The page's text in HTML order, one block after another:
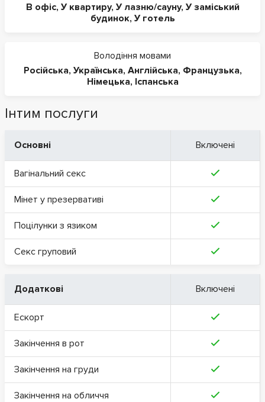
В офіс, У квартиру, У лазню/сауну, У заміський
будинок, У готель
Володіння мовами
Російська, Українська, Англійська, Французька,
Німецька, Іспанська
Інтим послуги
Основні Включені
Вагінальний секс
Мінет у презервативі
Поцілунки з язиком
Секс груповий
Додаткові Включені
Ескорт
Закінчення в рот
Закінчення на груди
Закінчення на обличчя